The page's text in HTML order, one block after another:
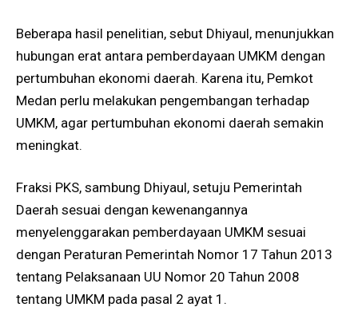
Beberapa hasil penelitian, sebut Dhiyaul, menunjukkan
hubungan erat antara pemberdayaan UMKM dengan
pertumbuhan ekonomi daerah. Karena itu, Pemkot
Medan perlu melakukan pengembangan terhadap
UMKM, agar pertumbuhan ekonomi daerah semakin
meningkat.
Fraksi PKS, sambung Dhiyaul, setuju Pemerintah
Daerah sesuai dengan kewenangannya
menyelenggarakan pemberdayaan UMKM sesuai
dengan Peraturan Pemerintah Nomor 17 Tahun 2013
tentang Pelaksanaan UU Nomor 20 Tahun 2008
tentang UMKM pada pasal 2 ayat 1.